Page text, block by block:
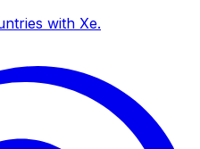
with Xe.